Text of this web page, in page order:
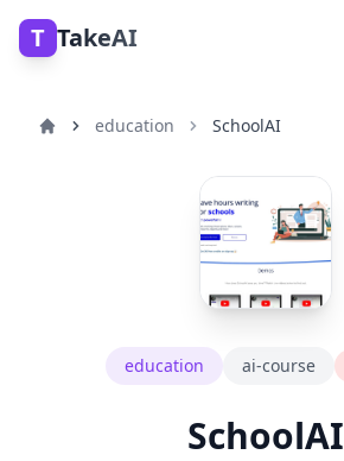
T TakeAI
education SchoolAI
education ai-course
SchoolAI